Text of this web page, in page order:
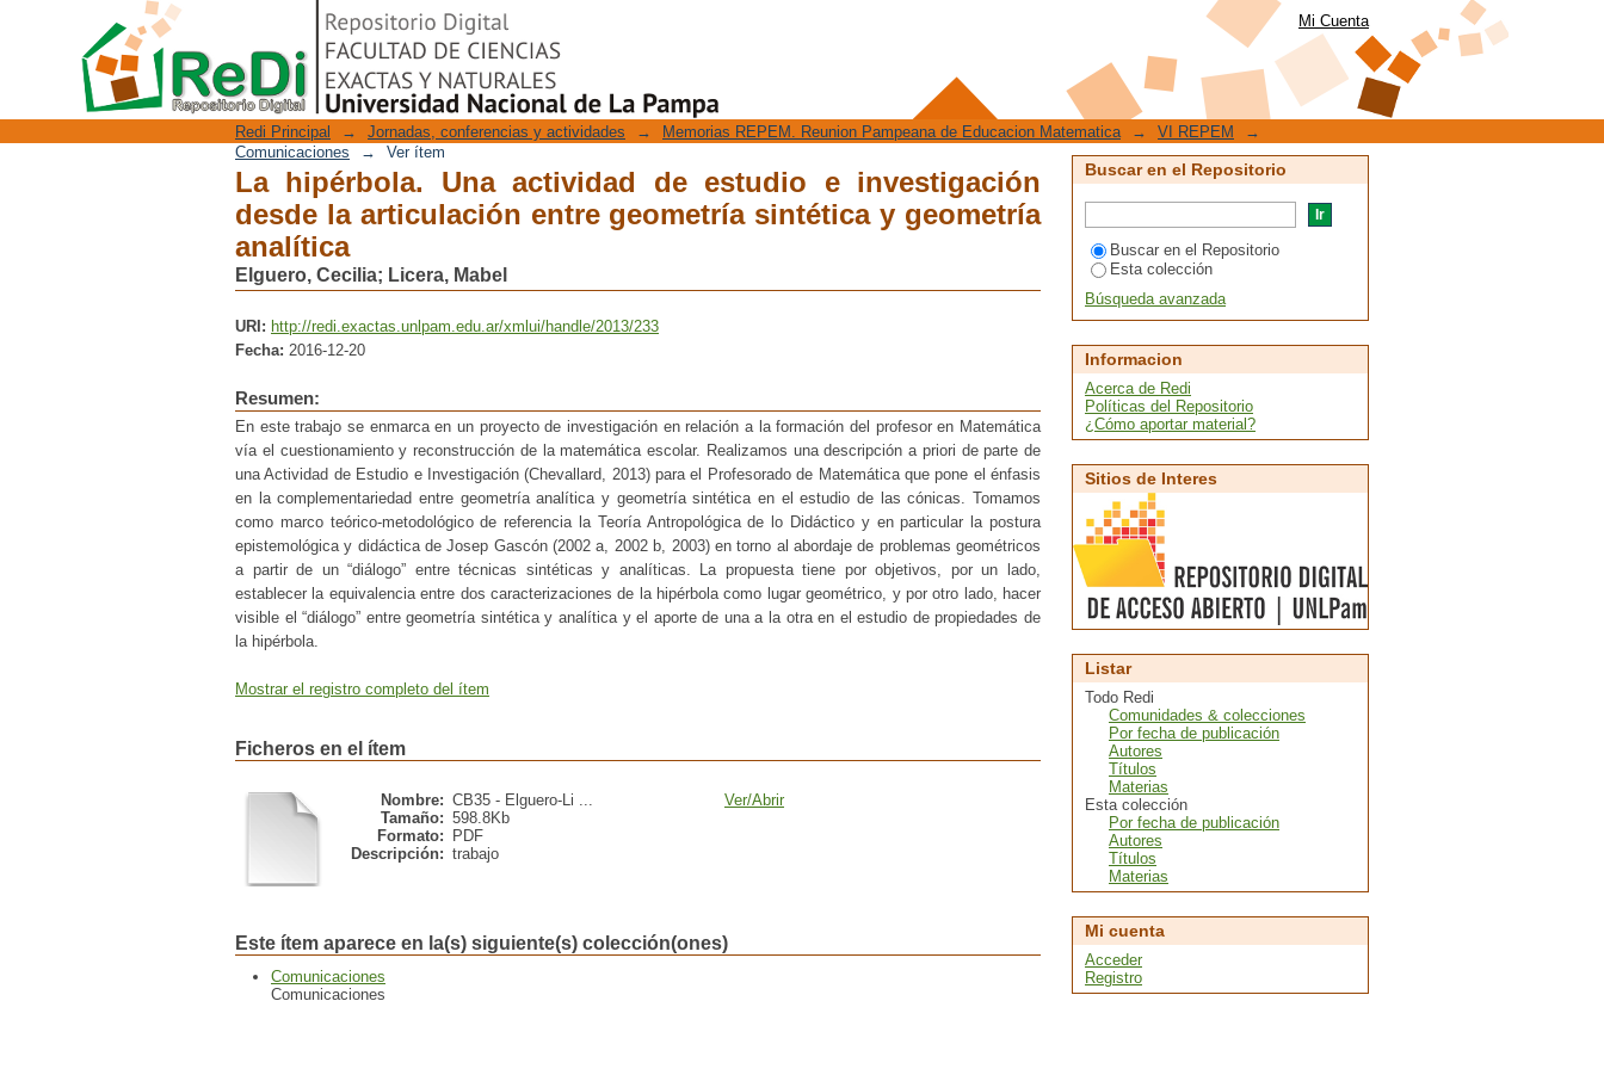
La hipérbola. Una actividad de estudio e investigación desde la articulación entre
geometría sintética y geometría analítica
Repositorio Digital Mi Cuenta
Redi Principal → Jornadas, conferencias y actividades → Memorias REPEM. Reunion Pampeana de Educacion Matematica → VI REPEM
→
Comunicaciones
→ Ver ítem
La hipérbola. Una actividad de estudio e investigación
desde la articulación entre geometría sintética y geometría
analítica
Elguero, Cecilia; Licera, Mabel
URI: http://redi.exactas.unlpam.edu.ar/xmlui/handle/2013/233
Fecha: 2016-12-20
Resumen:
En este trabajo se enmarca en un proyecto de investigación en relación a la formación del profesor en Matemática
vía el cuestionamiento y reconstrucción de la matemática escolar. Realizamos una descripción a priori de parte de
una Actividad de Estudio e Investigación (Chevallard, 2013) para el Profesorado de Matemática que pone el énfasis
en la complementariedad entre geometría analítica y geometría sintética en el estudio de las cónicas. Tomamos
como marco teórico-metodológico de referencia la Teoría Antropológica de lo Didáctico y en particular la postura
epistemológica y didáctica de Josep Gascón (2002 a, 2002 b, 2003) en torno al abordaje de problemas geométricos
a partir de un “diálogo” entre técnicas sintéticas y analíticas. La propuesta tiene por objetivos, por un lado,
establecer la equivalencia entre dos caracterizaciones de la hipérbola como lugar geométrico, y por otro lado, hacer
visible el “diálogo” entre geometría sintética y analítica y el aporte de una a la otra en el estudio de propiedades de
la hipérbola.
Mostrar el registro completo del ítem
Ficheros en el ítem
Nombre: CB35 - Elguero-Li ...
Tamaño: 598.8Kb
Formato:
PDF
Descripción: trabajo
Ver/Abrir
Este ítem aparece en la(s) siguiente(s) colección(ones)
Comunicaciones
Comunicaciones
Buscar en el Repositorio
Buscar en el Repositorio
Esta colección
Búsqueda avanzada
Informacion
Acerca de Redi
Políticas del Repositorio
¿Cómo aportar material?
Sitios de Interes
Listar
Todo Redi
Comunidades & colecciones
Por fecha de publicación
Autores
Títulos
Materias
Esta colección
Por fecha de publicación
Autores
Títulos
Materias
Mi cuenta
Acceder
Registro